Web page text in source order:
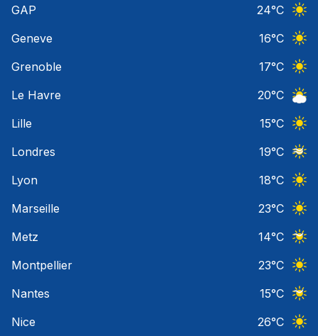
GAP
24°C
Geneve
16°C
Grenoble
17°C
Le Havre
20°C
Lille
15°C
Londres
19°C
Lyon
18°C
Marseille
23°C
Metz
14°C
Montpellier
23°C
Nantes
15°C
Nice
26°C